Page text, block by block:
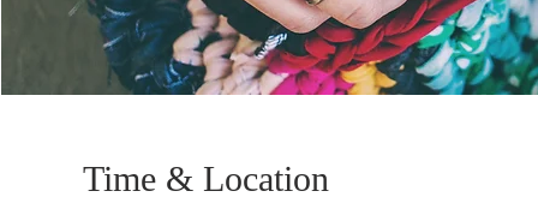
Time & Location